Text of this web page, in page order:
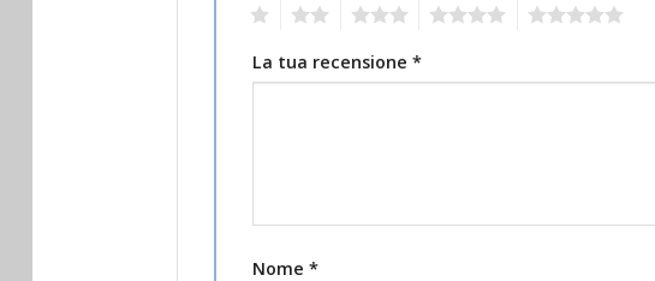
La tua recensione *
Nome *